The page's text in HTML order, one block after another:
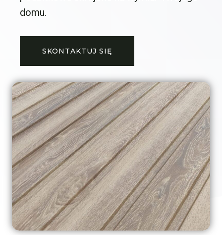
domu.
SKONTAKTUJ SIĘ